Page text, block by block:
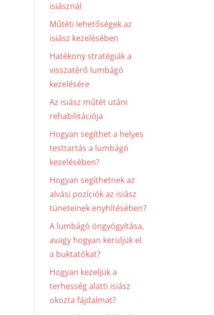
isiásznál
Műtéti lehetőségek az
isiász kezelésében
Hatékony stratégiák a
visszatérő lumbágó
kezelésére
Az isiász műtét utáni
rehabilitációja
Hogyan segíthet a helyes
testtartás a lumbágó
kezelésében?
Hogyan segíthetnek az
alvási pozíciók az isiász
tüneteinek enyhítésében?
A lumbágó öngyógyítása,
avagy hogyan kerüljük el
a buktatókat?
Hogyan kezeljük a
terhesség alatti isiász
okozta fájdalmat?